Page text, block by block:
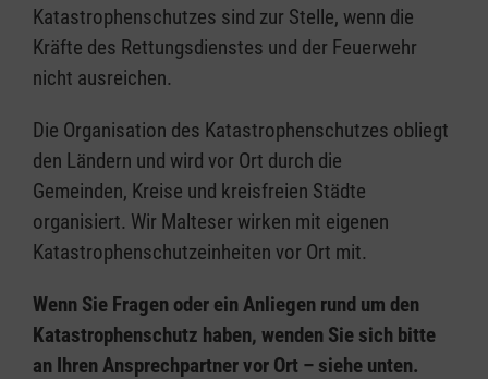
Katastrophenschutzes sind zur Stelle, wenn die
Kräfte des Rettungsdienstes und der Feuerwehr
nicht ausreichen.
Die Organisation des Katastrophenschutzes obliegt
den Ländern und wird vor Ort durch die
Gemeinden, Kreise und kreisfreien Städte
organisiert. Wir Malteser wirken mit eigenen
Katastrophenschutzeinheiten vor Ort mit.
Wenn Sie Fragen oder ein Anliegen rund um den
Katastrophenschutz haben, wenden Sie sich bitte
an Ihren Ansprechpartner vor Ort – siehe unten.